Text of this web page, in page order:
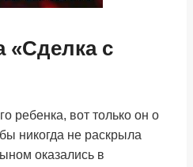
«Сделка с
ребенка, вот только он о
никогда не раскрыла
оказались в